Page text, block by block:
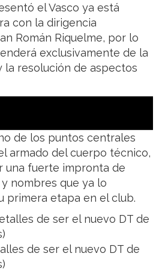
el Vasco ya está
con la dirigencia
Román Riquelme, por lo
exclusivamente de la
la resolución de aspectos
de los puntos centrales
armado del cuerpo técnico,
una fuerte impronta de
nombres que ya lo
primera etapa en el club.
de ser el nuevo DT de